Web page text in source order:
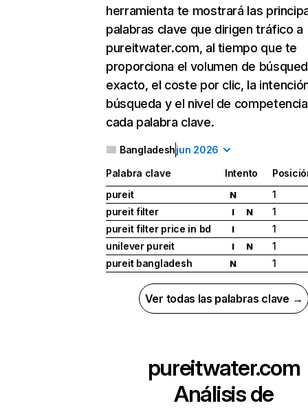
herramienta te mostrará las
palabras clave que dirigen tráfico a
pureitwater.com, al tiempo que te
proporciona el volumen de
exacto, el coste por clic, la
búsqueda y el nivel de
cada palabra clave.
Bangladeshjun 2026
Palabra clave Intento
pureit
N
1
pureit filter
I N
1
pureit filter price in bd
I
1
unilever pureit
I N
1
pureit bangladesh
N 1
Ver todas las palabras clave →
pureitwater.com
Análisis de